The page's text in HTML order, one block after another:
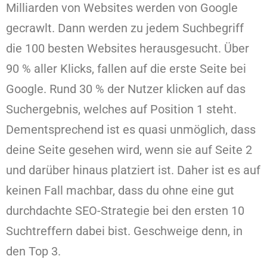
Milliarden von Websites werden von Google
gecrawlt. Dann werden zu jedem Suchbegriff
die 100 besten Websites herausgesucht. Über
90 % aller Klicks, fallen auf die erste Seite bei
Google. Rund 30 % der Nutzer klicken auf das
Suchergebnis, welches auf Position 1 steht.
Dementsprechend ist es quasi unmöglich, dass
deine Seite gesehen wird, wenn sie auf Seite 2
und darüber hinaus platziert ist. Daher ist es auf
keinen Fall machbar, dass du ohne eine gut
durchdachte SEO-Strategie bei den ersten 10
Suchtreffern dabei bist. Geschweige denn, in
den Top 3.